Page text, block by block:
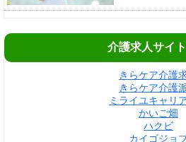
介護求人サイ
きらケア介護
きらケア介護
ミライユキャリ
かいご畑
ハクビ
カイゴジョ